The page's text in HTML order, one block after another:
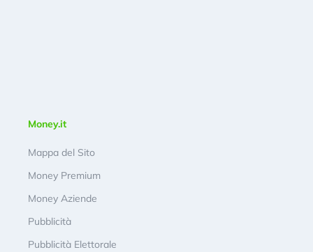
Money.it
Mappa del Sito
Money Premium
Money Aziende
Pubblicità
Pubblicità Elettorale